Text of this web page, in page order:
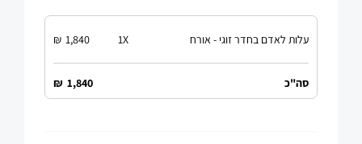
עלות לאדם בחדר זוגי - אורח X
1
1,840
₪
סה"כ 1,840
₪